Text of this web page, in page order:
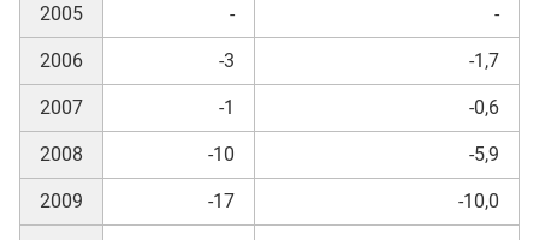
2005 - -
2006 -3 -1,7
2007 -1 -0,6
2008 -10 -5,9
2009 -17 -10,0